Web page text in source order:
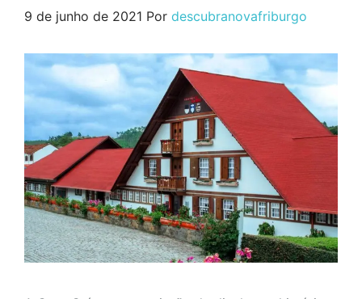
9 de junho de 2021 Por descubranovafriburgo